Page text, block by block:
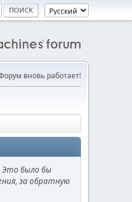
вновь работает!
Это было бы
за обратную